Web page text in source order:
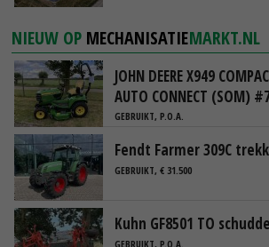
NIEUW OP MECHANISATIEMARKT.NL
JOHN DEERE X949
AUTO CONNECT (SOM)
GEBRUIKT, P.O.A.
Fendt Farmer 309C
GEBRUIKT, € 31.500
Kuhn GF8501 TO
GEBRUIKT, P.O.A.